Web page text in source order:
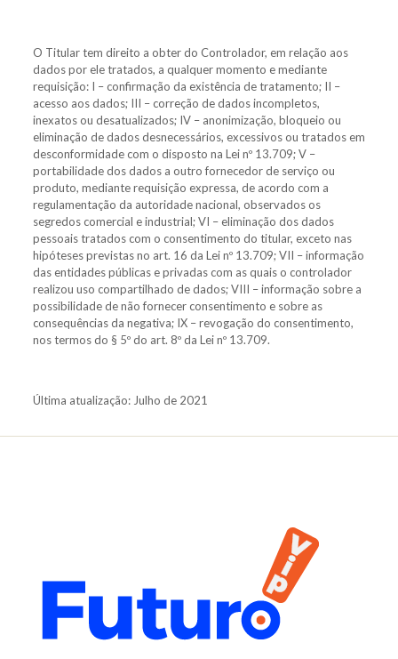
O Titular tem direito a obter do Controlador, em relação aos
dados por ele tratados, a qualquer momento e mediante
requisição: I – confirmação da existência de tratamento; II –
acesso aos dados; III – correção de dados incompletos,
inexatos ou desatualizados; IV – anonimização, bloqueio ou
eliminação de dados desnecessários, excessivos ou tratados em
desconformidade com o disposto na Lei nº 13.709; V –
portabilidade dos dados a outro fornecedor de serviço ou
produto, mediante requisição expressa, de acordo com a
regulamentação da autoridade nacional, observados os
segredos comercial e industrial; VI – eliminação dos dados
pessoais tratados com o consentimento do titular, exceto nas
hipóteses previstas no art. 16 da Lei nº 13.709; VII – informação
das entidades públicas e privadas com as quais o controlador
realizou uso compartilhado de dados; VIII – informação sobre a
possibilidade de não fornecer consentimento e sobre as
consequências da negativa; IX – revogação do consentimento,
nos termos do § 5º do art. 8º da Lei nº 13.709.
Última atualização: Julho de 2021